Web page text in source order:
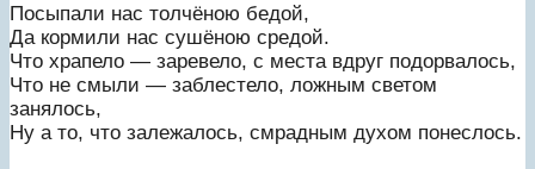
Посыпали нас толчёною бедой,
Да кормили нас сушёною средой.
Что храпело — заревело, с места вдруг подорвалось,
Что не смыли — заблестело, ложным светом
занялось,
Ну а то, что залежалось, смрадным духом понеслось.